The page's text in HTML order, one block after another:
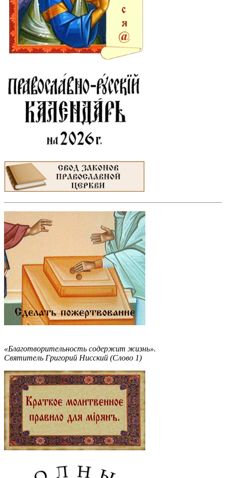
«Благотворительность содержит жизнь».
Святитель Григорий Нисский (Слово 1)